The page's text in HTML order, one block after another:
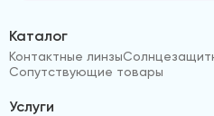
Каталог
Контактные линзы
Сопутствующие товары
Услуги